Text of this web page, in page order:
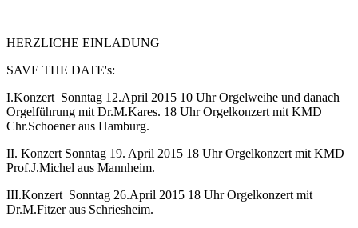
HERZLICHE EINLADUNG
SAVE THE DATE's:
I.Konzert Sonntag 12.April 2015 10 Uhr Orgelweihe und danach
Orgelführung mit Dr.M.Kares. 18 Uhr Orgelkonzert mit KMD
Chr.Schoener aus Hamburg.
II. Konzert Sonntag 19. April 2015 18 Uhr Orgelkonzert mit KMD
Prof.J.Michel aus Mannheim.
III.Konzert Sonntag 26.April 2015 18 Uhr Orgelkonzert mit
Dr.M.Fitzer aus Schriesheim.